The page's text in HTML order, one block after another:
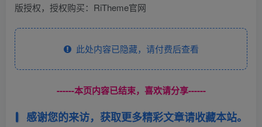
版授权，授权购买：RiTheme官网
此处内容已隐藏，请付费后查看
------本页内容已结束，喜欢请分享------
感谢您的来访，获取更多精彩文章请收藏本站。